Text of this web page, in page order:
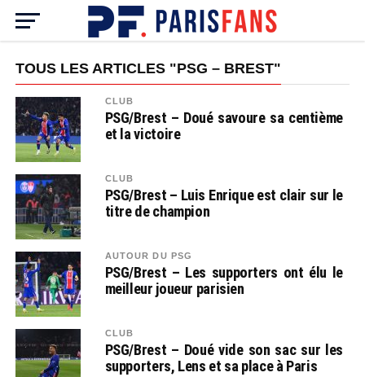
TOUS LES ARTICLES "PSG – BREST"
CLUB
PSG/Brest – Doué savoure sa centième
et la victoire
CLUB
PSG/Brest – Luis Enrique est clair sur le
titre de champion
AUTOUR DU PSG
PSG/Brest – Les supporters ont élu le
meilleur joueur parisien
CLUB
PSG/Brest – Doué vide son sac sur les
supporters, Lens et sa place à Paris